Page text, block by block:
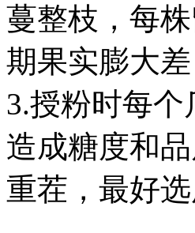
蔓整枝，每
期果实膨大
3.授粉时每
造成糖度和
重茬，最好